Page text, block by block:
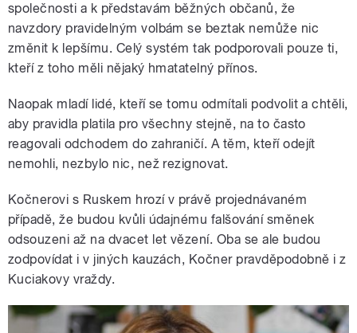
společnosti a k představám běžných občanů, že
navzdory pravidelným volbám se beztak nemůže nic
změnit k lepšímu. Celý systém tak podporovali pouze ti,
kteří z toho měli nějaký hmatatelný přínos.
Naopak mladí lidé, kteří se tomu odmítali podvolit a chtěli,
aby pravidla platila pro všechny stejně, na to často
reagovali odchodem do zahraničí. A těm, kteří odejít
nemohli, nezbylo nic, než rezignovat.
Kočnerovi s Ruskem hrozí v právě projednávaném
případě, že budou kvůli údajnému falšování směnek
odsouzeni až na dvacet let vězení. Oba se ale budou
zodpovídat i v jiných kauzách, Kočner pravděpodobně i z
Kuciakovy vraždy.